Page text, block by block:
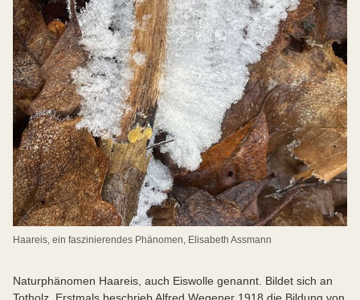
Haareis, ein faszinierendes Phänomen, Elisabeth Assmann
Naturphänomen Haareis, auch Eiswolle genannt. Bildet sich an